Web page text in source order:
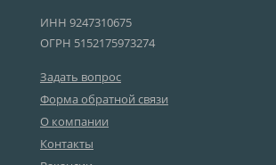
ИНН 9247310675
ОГРН 5152175973274
Задать вопрос
Форма обратной связи
О компании
Контакты